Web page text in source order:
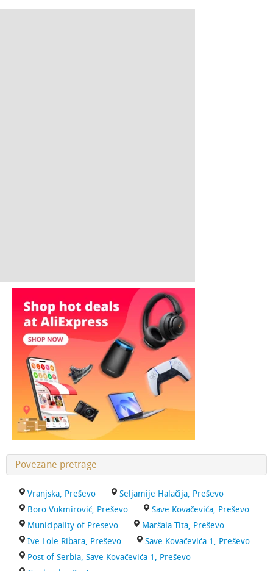
Povezane pretrage
Vranjska, Preševo
Seljamije Halačija, Preševo
Boro Vukmirović, Preševo
Save Kovačevića, Preševo
Municipality of Presevo
Maršala Tita, Preševo
Ive Lole Ribara, Preševo
Save Kovačevića 1, Preševo
Post of Serbia, Save Kovačevića 1, Preševo